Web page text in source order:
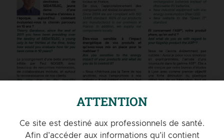
ATTENTION
Ce site est destiné aux professionnels de santé.
Afin d’accéder aux informations qu’il contient